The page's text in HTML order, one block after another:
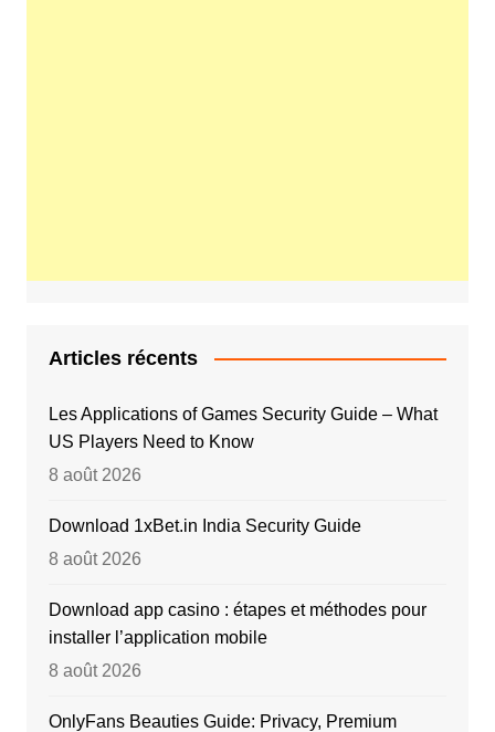
Articles récents
Les Applications of Games Security Guide – What
US Players Need to Know
8 août 2026
Download 1xBet.in India Security Guide
8 août 2026
Download app casino : étapes et méthodes pour
installer l’application mobile
8 août 2026
OnlyFans Beauties Guide: Privacy, Premium